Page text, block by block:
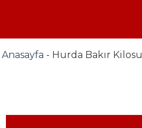
Anasayfa - Hurda Bakır Kilosu